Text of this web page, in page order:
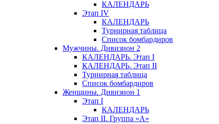
КАЛЕНДАРЬ
Этап IV
КАЛЕНДАРЬ
Турнирная таблица
Список бомбардиров
Мужчины. Дивизион 2
КАЛЕНДАРЬ. Этап I
КАЛЕНДАРЬ. Этап II
Турнирная таблица
Список бомбардиров
Женщины. Дивизион 1
Этап I
КАЛЕНДАРЬ
Этап II. Группа «А»